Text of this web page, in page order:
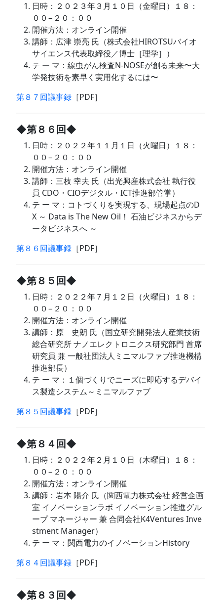
日時：２０２３年３月１０日（金曜日）１８：
００−２０：００
開催方法：オンライン開催
講師：広津 崇亮 氏（株式会社HIROTSUバイオ
サイエンス代表取締役／博士［理学］）
テ ー マ：線虫がん検査N-NOSEが創る未来〜大
学発技術を素早く実用化するには〜
第８７回議事録 ［PDF］
◆第８６回◆
日時：２０２２年１１月１日（火曜日）１８：
００−２０：００
開催方法：オンライン開催
講師：三枝 幸夫 氏（出光興産株式会社 執行役
員 CDO・CIOデジタル・ICT推進部管掌）
テ ー マ：コトづくりを実現する、現場起点のD
X ～ Data is The New Oil！ 石油ビジネスからデ
ータビジネスへ ～
第８６回議事録 ［PDF］
◆第８５回◆
日時：２０２２年７月１２日（火曜日）１８：
００−２０：００
開催方法：オンライン開催
講師：原 史朗 氏（国立研究開発法人産業技術
総合研究所 ナノエレクトロニクス研究部門 首席
研究員 兼 一般社団法人ミニマルファブ推進機構
推進部長）
テ ー マ：１個づくりでニーズに即応するデバイ
ス製造システム～ミニマルファブ
第８５回議事録 ［PDF］
◆第８４回◆
日時：２０２２年２月１０日（木曜日）１８：
００−２０：００
開催方法：オンライン開催
講師：岩本 陽介 氏（関西電力株式会社 経営企画
室 イノベーションラボ イノベーション推進グル
ープ マネージャー 兼 合同会社K4Ventures Inve
stment Manager）
テ ー マ：関西電力のイノベーションHistory
第８４回議事録 ［PDF］
◆第８３回◆